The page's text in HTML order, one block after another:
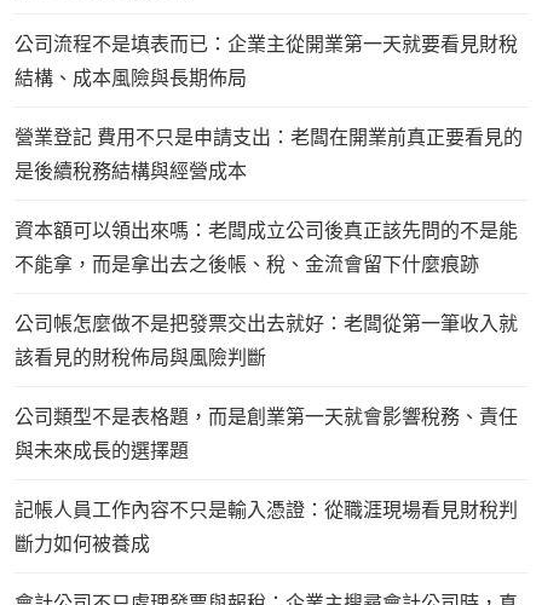
公司流程不是填表而已：企業主從開業第一天就要看見財稅
結構、成本風險與長期佈局
營業登記 費用不只是申請支出：老闆在開業前真正要看見的
是後續稅務結構與經營成本
資本額可以領出來嗎：老闆成立公司後真正該先問的不是能
不能拿，而是拿出去之後帳、稅、金流會留下什麼痕跡
公司帳怎麼做不是把發票交出去就好：老闆從第一筆收入就
該看見的財稅佈局與風險判斷
公司類型不是表格題，而是創業第一天就會影響稅務、責任
與未來成長的選擇題
記帳人員工作內容不只是輸入憑證：從職涯現場看見財稅判
斷力如何被養成